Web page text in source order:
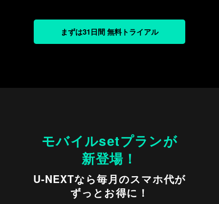
まずは31日間 無料トライアル
モバイルsetプランが
新登場！
U-NEXTなら毎月のスマホ代が
ずっとお得に！